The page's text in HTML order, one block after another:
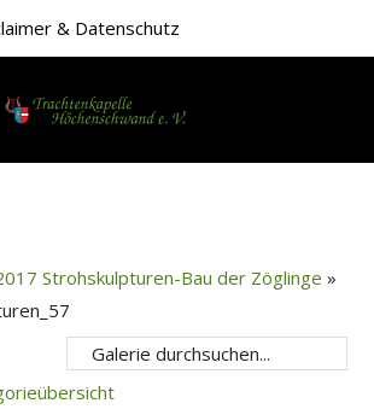
& Datenschutz
Strohskulpturen-Bau der Zöglinge »